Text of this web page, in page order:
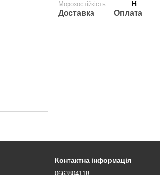
Морозостійкість
Ні
Доставка Оплата
Контактна інформація
0663804118